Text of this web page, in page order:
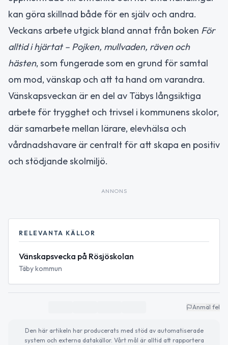
kan göra skillnad både för en själv och andra.
Veckans arbete utgick bland annat från boken För
alltid i hjärtat – Pojken, mullvaden, räven och
hästen, som fungerade som en grund för samtal
om mod, vänskap och att ta hand om varandra.
Vänskapsveckan är en del av Täbys långsiktiga
arbete för trygghet och trivsel i kommunens skolor,
där samarbete mellan lärare, elevhälsa och
vårdnadshavare är centralt för att skapa en positiv
och stödjande skolmiljö.
ANNONS
RELEVANTA KÄLLOR
Vänskapsvecka på Rösjöskolan
Täby kommun
Anmäl fel
Den här artikeln har producerats med stöd av automatiserade
system och externa datakällor. Vårt mål är alltid att rapportera